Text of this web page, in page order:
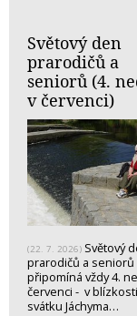
Světový den
prarodičů a
seniorů (4.
v červenci)
(22. 7. 2026) Světový
prarodičů a seniorů
připomíná vždy 4.
červenci - v blízkosti
svátku Jáchyma…